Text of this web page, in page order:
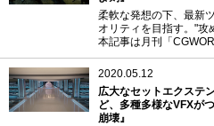
柔軟な発想の下、最新
オリティを目指す。"
本記事は月刊「
2020.05.12
広大なセットエクステ
ど、多種多様なVFXが
崩壊』